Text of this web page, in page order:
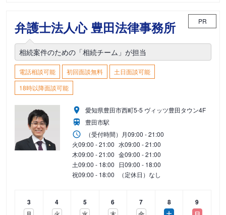
弁護士法人心 豊田法律事務所 PR
相続案件のための「相続チーム」が担当
電話相談可能 初回面談無料
土日面談可能
18時以降面談可能
愛知県豊田市西町5-5 ヴィッツ豊田タウン4F
豊田市駅
（受付時間） 月09:00 - 21:00
火09:00 - 21:00 水09:00 - 21:00
木09:00 - 21:00 金09:00 - 21:00
土09:00 - 18:00 日09:00 - 18:00
祝09:00 - 18:00 （定休日）なし
3
4
5
6
7
8
9